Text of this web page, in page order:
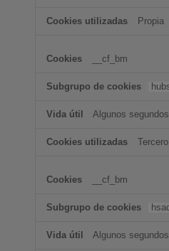
Propia
__cf_bm
Algunos segundos
Tercero
__cf_bm
Algunos segundos